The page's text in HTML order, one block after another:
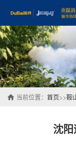
当前位置： 首页>>鞍
沈